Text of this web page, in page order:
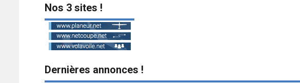
Nos 3 sites !
Dernières annonces !